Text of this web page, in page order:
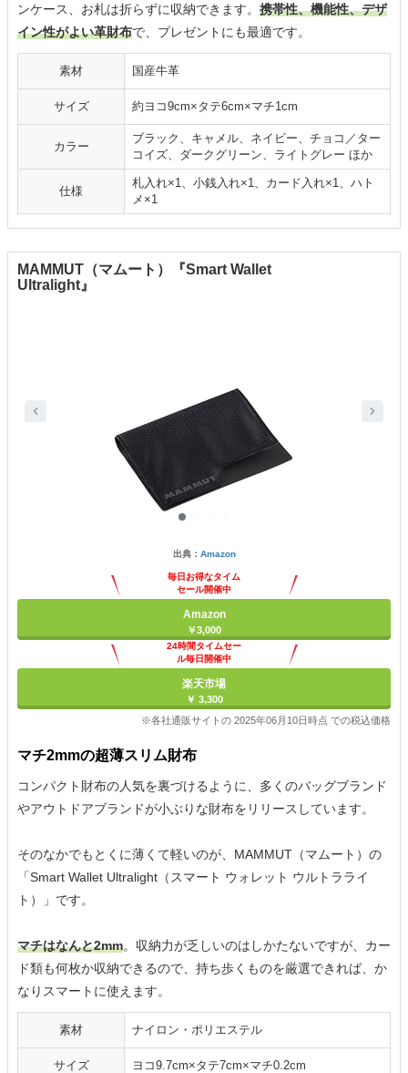
ンケース、お札は折らずに収納できます。 携帯性、機能性、デザ
イン性がよい革財布で、プレゼントにも最適です。
素材 国産牛革
サイズ 約ヨコ9cm×タテ6cm×マチ1cm
カラー
ブラック、キャメル、ネイビー、チョコ／ター
コイズ、ダークグリーン、ライトグレー ほか
仕様
札入れ×1、小銭入れ×1、カード入れ×1、ハト
メ×1
MAMMUT（マムート）『Smart Wallet
Ultralight』
出典： Amazon
毎日お得なタイム
セール開催中
Amazon
￥3,000
24時間タイムセー
ル毎日開催中
楽天市場
￥ 3,300
※各社通販サイトの 2025年06月10日時点 での税込価格
マチ2mmの超薄スリム財布
コンパクト財布の人気を裏づけるように、多くのバッグブランド
やアウトドアブランドが小ぶりな財布をリリースしています。
そのなかでもとくに薄くて軽いのが、MAMMUT（マムート）の
「Smart Wallet Ultralight（スマート ウォレット ウルトラライ
ト）」です。
マチはなんと2mm。収納力が乏しいのはしかたないですが、カー
ド類も何枚か収納できるので、持ち歩くものを厳選できれば、か
なりスマートに使えます。
素材 ナイロン・ポリエステル
サイズ ヨコ9.7cm×タテ7cm×マチ0.2cm